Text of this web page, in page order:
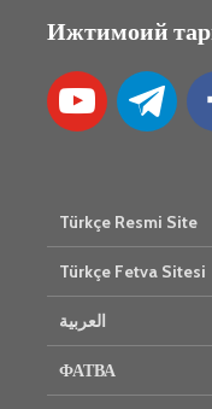
Ижтимоий
Türkçe Resmi Site
Türkçe Fetva Sitesi
العربية
ФАТВА